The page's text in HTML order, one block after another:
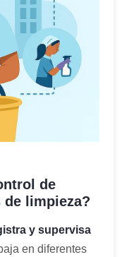
de
de limpieza?
y supervisa
en diferentes